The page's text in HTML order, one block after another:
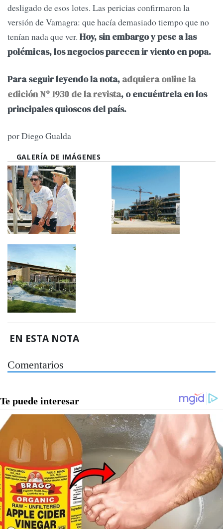
desligado de esos lotes. Las pericias confirmaron la
versión de Vamagra: que hacía demasiado tiempo que no
tenían nada que ver. Hoy, sin embargo y pese a las
polémicas, los negocios parecen ir viento en popa.
Para seguir leyendo la nota, adquiera online la
edición Nº 1930 de la revista, o encuéntrela en los
principales quioscos del país.
por Diego Gualda
GALERÍA DE IMÁGENES
EN ESTA NOTA
Comentarios